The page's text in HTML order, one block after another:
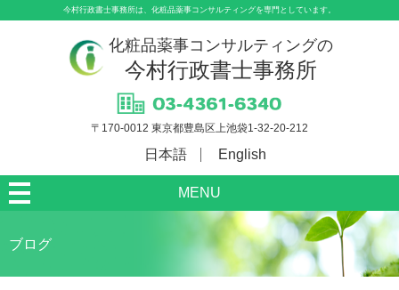
日本語 English
今村行政書士事務所は、化粧品薬事コンサルティングを専門としています。
化粧品薬事コンサルティングの
今村行政書士事務所
〒170-0012 東京都豊島区上池袋1-32-20-212
ブログ
MENU